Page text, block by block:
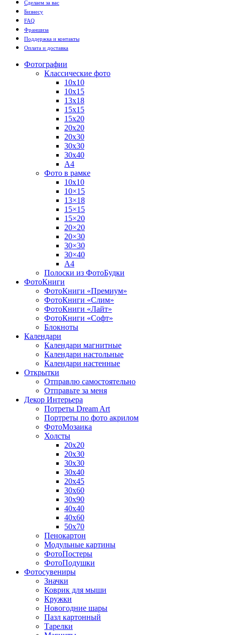
Сделаем за вас
Бизнесу
FAQ
Франшиза
Поддержка и контакты
Оплата и доставка
Фотографии
Классические фото
10х10
10х15
13х18
15х15
15х20
20х20
20х30
30х30
30х40
А4
Фото в рамке
10х10
10×15
13×18
15×15
15×20
20×20
20×30
30×30
30×40
A4
Полоски из ФотоБудки
ФотоКниги
ФотоКниги «Премиум»
ФотоКниги «Слим»
ФотоКниги «Лайт»
ФотоКниги «Софт»
Блокноты
Календари
Календари магнитные
Календари настольные
Календари настенные
Открытки
Отправлю самостоятельно
Отправьте за меня
Декор Интерьера
Потреты Dream Art
Портреты по фото акрилом
ФотоМозаика
Холсты
20х20
20х30
30х30
30х40
20х45
30х60
30х90
40х40
40х60
50х70
Пенокартон
Модульные картины
ФотоПостеры
ФотоПодушки
Фотоcувениры
Значки
Коврик для мыши
Кружки
Новогодние шары
Пазл картонный
Тарелки